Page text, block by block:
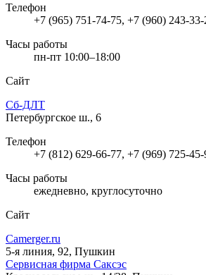
Телефон
+7 (965) 751-74-75, +7 (960) 243-33-
Часы работы
пн-пт 10:00–18:00
Сайт
Сб-ДЛТ
Петербургское ш., 6
Телефон
+7 (812) 629-66-77, +7 (969) 725-45-
Часы работы
ежедневно, круглосуточно
Сайт
Camerger.ru
5-я линия, 92, Пушкин
Сервисная фирма Саксэс